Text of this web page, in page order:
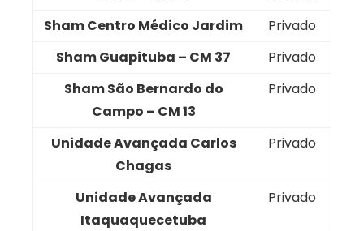
Sham Centro Médico Jardim
Privado
Sham Guapituba – CM 37
Privado
Sham São Bernardo do
Campo – CM 13
Privado
Unidade Avançada Carlos
Chagas
Privado
Unidade Avançada
Itaquaquecetuba
Privado